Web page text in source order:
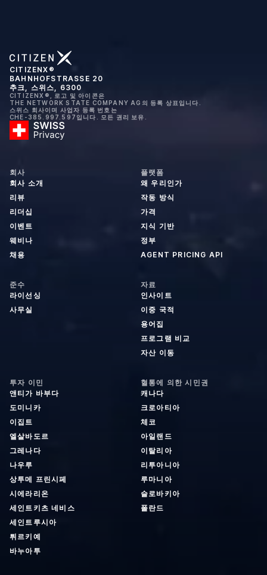
CITIZENX®
BAHNHOFSTRASSE 20
추크, 스위스, 6300
CITIZENX®, 로고 및 아이콘은
THE NETWORK STATE COMPANY AG의 등록 상표입니다.
스위스 회사이며 사업자 등록 번호는
CHE-385.997.597입니다. 모든 권리 보유.
회사
회사 소개
리뷰
리더십
이벤트
웨비나
채용
플랫폼
왜 우리인가
작동 방식
가격
지식 기반
정부
AGENT PRICING API
준수
라이선싱
사무실
자료
인사이트
이중 국적
용어집
프로그램 비교
자산 이동
투자 이민
앤티가 바부다
도미니카
이집트
엘살바도르
그레나다
나우루
상투메 프린시페
시에라리온
세인트키츠 네비스
세인트루시아
튀르키예
바누아투
혈통에 의한 시민권
캐나다
크로아티아
체코
아일랜드
이탈리아
리투아니아
루마니아
슬로바키아
폴란드